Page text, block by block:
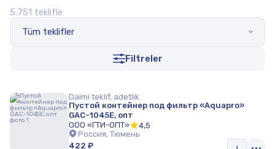
Комплектующие водоснобжения
Поплавковый уровнемер
Измерительные приборы
Ёмкости и резервуары для воды
Tüm teklifler
Filtreler
5.751 teklifle
Daimi teklif, adetlik
Пустой контейнер под фильтр «Aquapro»
GAC-1045E, опт
ООО «ГТИ-ОПТ»
4,5
Россия, Тюмень
422 ₽